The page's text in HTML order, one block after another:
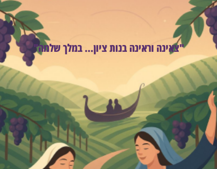
"צאינה וראינה בנות ציון... במלך שלמה"